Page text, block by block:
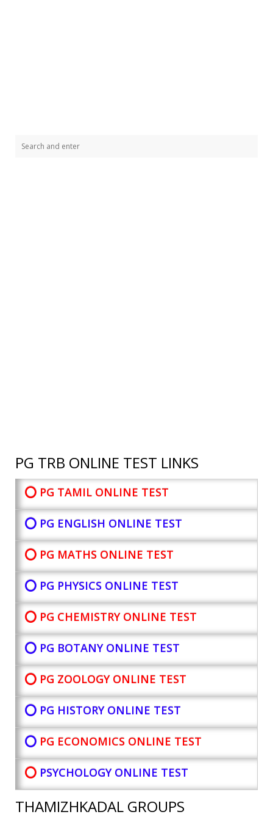
PG TRB ONLINE TEST LINKS
⭕ PG TAMIL ONLINE TEST
⭕ PG ENGLISH ONLINE TEST
⭕ PG MATHS ONLINE TEST
⭕ PG PHYSICS ONLINE TEST
⭕ PG CHEMISTRY ONLINE TEST
⭕ PG BOTANYONLINE TEST
⭕ PG ZOOLOGY ONLINE TEST
⭕ PG HISTORY ONLINE TEST
⭕ PG ECONOMICS ONLINE TEST
⭕ PSYCHOLOGY ONLINE TEST
THAMIZHKADAL GROUPS